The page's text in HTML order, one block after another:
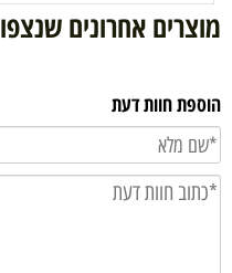
מוצרים אחרונים שנצפו
הוספת חוות דעת